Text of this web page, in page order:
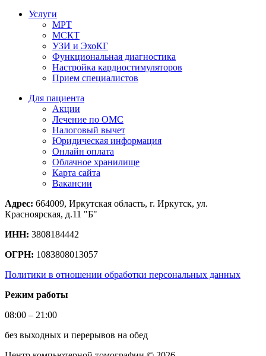
Услуги
МРТ
МСКТ
УЗИ и ЭхоКГ
Функциональная диагностика
Настройка кардиостимуляторов
Прием специалистов
Для пациента
Акции
Лечение по ОМС
Налоговый вычет
Юридическая информация
Онлайн оплата
Облачное хранилище
Карта сайта
Вакансии
Адрес: 664009, Иркутская область, г. Иркутск, ул.
Красноярская, д.11 "Б"
ИНН: 3808184442
ОГРН: 1083808013057
Политики в отношении обработки персональных данных
Режим работы
08:00 – 21:00
без выходных и перерывов на обед